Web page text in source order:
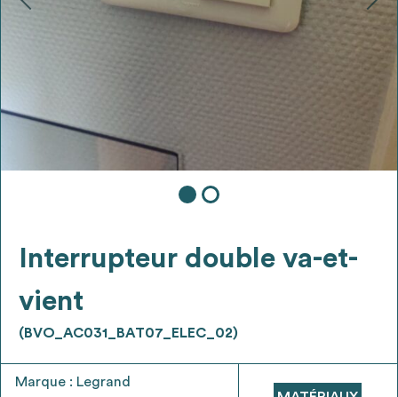
Ajouter les matériaux intéressants à " ma
liste"
Transmettre sa liste de manifestation
d'intérêt pour les matériaux
sélectionnés
Exporter sa liste et ses fiches produits
Être recontacté afin d’obtenir plus de
renseignements sur les modalités et
stratégies de récupérations
Interrupteur double va-et-
vient
(BVO_AC031_BAT07_ELEC_02)
Marque : Legrand